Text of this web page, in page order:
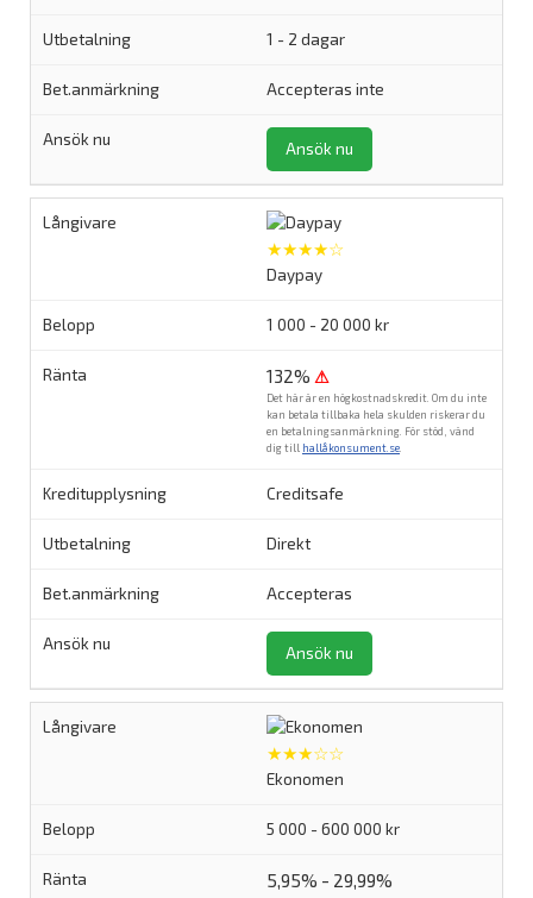
1 - 2 dagar
Accepteras inte
Ansök nu
★★★★☆
Daypay
1 000 - 20 000 kr
132% ⚠
Det här är en högkostnadskredit. Om du inte
kan betala tillbaka hela skulden riskerar du
en betalningsanmärkning. För stöd, vänd
dig till hallåkonsument.se
Creditsafe
Direkt
Accepteras
Ansök nu
★★★☆☆
Ekonomen
5 000 - 600 000 kr
5,95% - 29,99%